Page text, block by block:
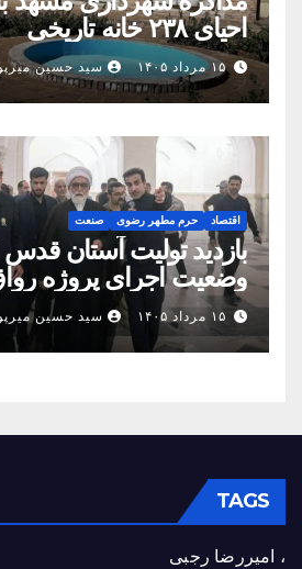
احیای ۲۳۸ خانه تاریخی
۱۵ مرداد ۱۴۰۵ سید حسین
اقتصاد حرم مطهر رضوی صنعت
بازدید تولیت آستان قدس
وضعیت اجرای پروژه
حسین(ع) و
۱۵ مرداد ۱۴۰۵ سید حسین
TAGS
، امیررضا رجبی